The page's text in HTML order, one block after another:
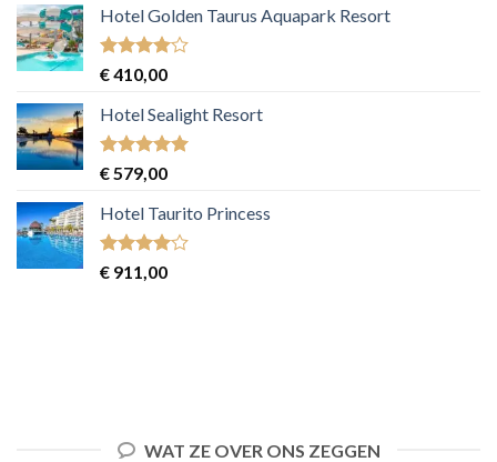
Hotel Golden Taurus Aquapark Resort
Gewaardeerd
uit 5
€410,00
Hotel Sealight Resort
Gewaardeerd
uit 5
€579,00
Hotel Taurito Princess
Gewaardeerd
uit 5
€ 911,00
WAT ZE OVER ONS ZEGGEN